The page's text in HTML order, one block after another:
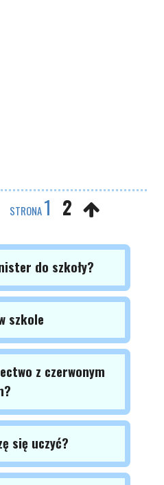
STRONA1 2
do szkoły?
szkole
z czerwonym
się uczyć?